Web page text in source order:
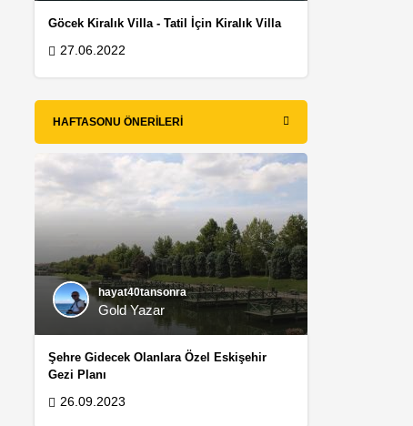
Göcek Kiralık Villa - Tatil İçin Kiralık Villa
27.06.2022
HAFTASONU ÖNERILERI
hayat40tansonra
Gold Yazar
Şehre Gidecek Olanlara Özel Eskişehir
Gezi Planı
26.09.2023